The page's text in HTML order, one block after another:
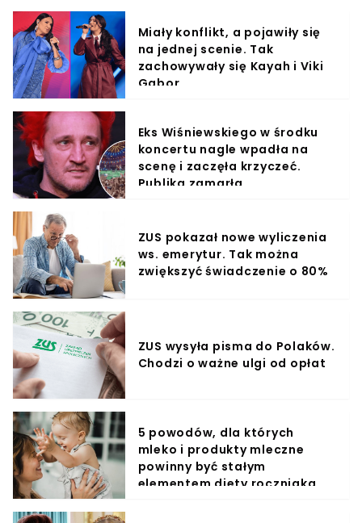
Miały konflikt, a pojawiły się
na jednej scenie. Tak
zachowywały się Kayah i Viki
Gabor
Eks Wiśniewskiego w środku
koncertu nagle wpadła na
scenę i zaczęła krzyczeć.
Publika zamarła
ZUS pokazał nowe wyliczenia
ws. emerytur. Tak można
zwiększyć świadczenie o 80%
ZUS wysyła pisma do Polaków.
Chodzi o ważne ulgi od opłat
5 powodów, dla których
mleko i produkty mleczne
powinny być stałym
elementem diety roczniaka